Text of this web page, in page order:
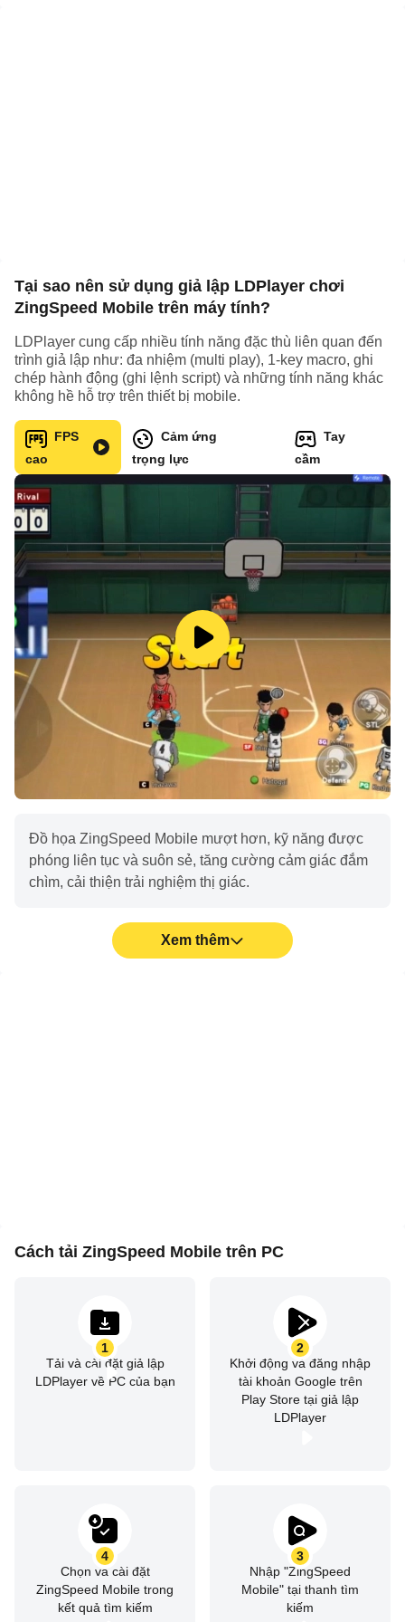
Tại sao nên sử dụng giả lập LDPlayer chơi
ZingSpeed Mobile trên máy tính?
LDPlayer cung cấp nhiều tính năng đặc thù liên quan đến
trình giả lập như: đa nhiệm (multi play), 1-key macro, ghi
chép hành động (ghi lệnh script) và những tính năng khác
không hề hỗ trợ trên thiết bị mobile.
FPS
cao
Cảm ứng
trọng lực
Tay
cầm
Đồ họa ZingSpeed Mobile mượt hơn, kỹ năng được
phóng liên tục và suôn sẻ, tăng cường cảm giác đắm
chìm, cải thiện trải nghiệm thị giác.
Xem thêm
Cách tải ZingSpeed Mobile trên PC
1
Tải và cài đặt giả lập
LDPlayer về PC của bạn
2
Khởi động và đăng nhập
tài khoản Google trên
Play Store tại giả lập
LDPlayer
3
Nhập "ZingSpeed
Mobile" tại thanh tìm
kiếm
4
Chọn và cài đặt
ZingSpeed Mobile trong
kết quả tìm kiếm